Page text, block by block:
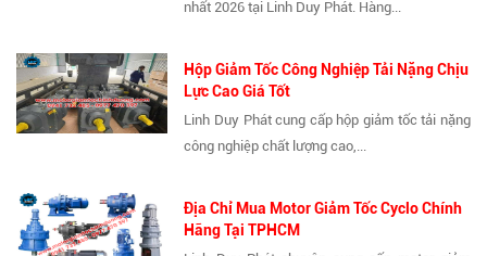
nhất 2026 tại Linh Duy Phát. Hàng...
Hộp Giảm Tốc Công Nghiệp Tải Nặng Chịu
Lực Cao Giá Tốt
Linh Duy Phát cung cấp hộp giảm tốc tải nặng
công nghiệp chất lượng cao,...
Địa Chỉ Mua Motor Giảm Tốc Cyclo Chính
Hãng Tại TPHCM